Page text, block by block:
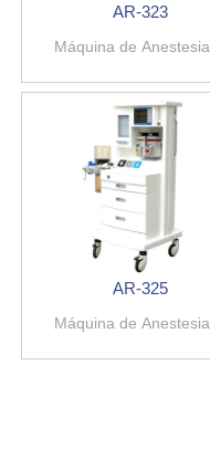
AR-323
Máquina de Anestesia
AR-325
Máquina de Anestesia